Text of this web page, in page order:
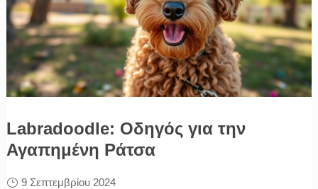
Labradoodle: Οδηγός για την
Αγαπημένη Ράτσα
9 Σεπτεμβρίου 2024